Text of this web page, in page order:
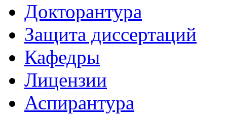
Докторантура
Защита диссертаций
Кафедры
Лицензии
Аспирантура